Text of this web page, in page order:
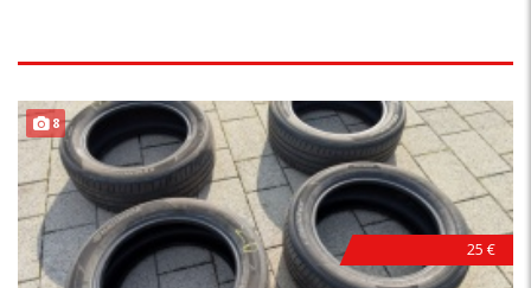
8 PRILIKA !
25 €